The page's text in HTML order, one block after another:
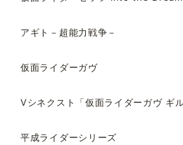
アギト－超能力戦争－
仮面ライダーガヴ
Vシネクスト「仮面ライダーガヴ ギ
平成ライダーシリーズ